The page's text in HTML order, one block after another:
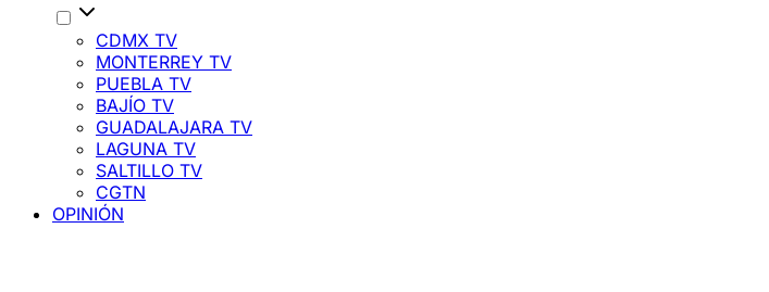
CDMX TV
MONTERREY TV
PUEBLA TV
BAJÍO TV
GUADALAJARA TV
LAGUNA TV
SALTILLO TV
CGTN
OPINIÓN